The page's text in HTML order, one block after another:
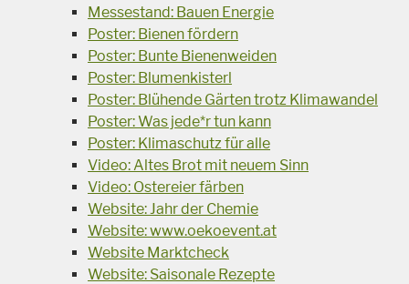
Messestand: Bauen Energie
Poster: Bienen fördern
Poster: Bunte Bienenweiden
Poster: Blumenkisterl
Poster: Blühende Gärten trotz Klimawandel
Poster: Was jede*r tun kann
Poster: Klimaschutz für alle
Video: Altes Brot mit neuem Sinn
Video: Ostereier färben
Website: Jahr der Chemie
Website: www.oekoevent.at
Website Marktcheck
Website: Saisonale Rezepte